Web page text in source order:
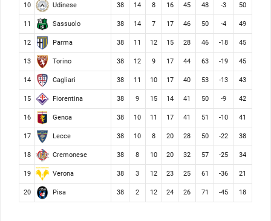
10 Udinese 38 14 8 16 45 48 -3 50
11 Sassuolo 38 14 7 17 46 50 -4 49
12 Parma 38 11 12 15 28 46 -18 45
13 Torino 38 12 9 17 44 63 -19 45
14 Cagliari 38 11 10 17 40 53 -13 43
15 Fiorentina 38 9 15 14 41 50 -9 42
16 Genoa 38 10 11 17 41 51 -10 41
17 Lecce 38 10 8 20 28 50 -22 38
18 Cremonese 38 8 10 20 32 57 -25 34
19 Verona 38 3 12 23 25 61 -36 21
20 Pisa 38 2 12 24 26 71 -45 18